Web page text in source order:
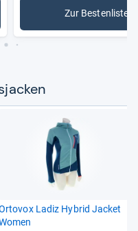
Zur Bestenliste
:
Ladiz Hybrid Jacket